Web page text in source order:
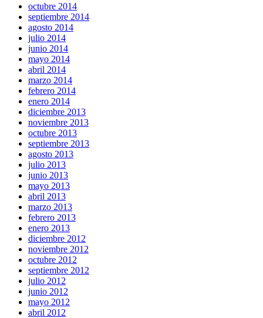
octubre 2014
septiembre 2014
agosto 2014
julio 2014
junio 2014
mayo 2014
abril 2014
marzo 2014
febrero 2014
enero 2014
diciembre 2013
noviembre 2013
octubre 2013
septiembre 2013
agosto 2013
julio 2013
junio 2013
mayo 2013
abril 2013
marzo 2013
febrero 2013
enero 2013
diciembre 2012
noviembre 2012
octubre 2012
septiembre 2012
julio 2012
junio 2012
mayo 2012
abril 2012